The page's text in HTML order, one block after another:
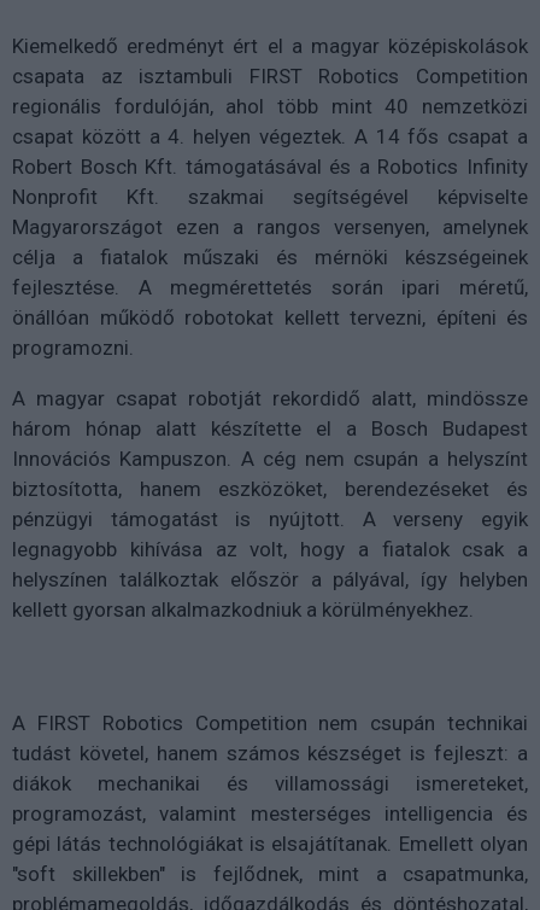
Kiemelkedő eredményt ért el a magyar középiskolások
csapata az isztambuli FIRST Robotics Competition
regionális fordulóján, ahol több mint 40 nemzetközi
csapat között a 4. helyen végeztek. A 14 fős csapat a
Robert Bosch Kft. támogatásával és a Robotics Infinity
Nonprofit Kft. szakmai segítségével képviselte
Magyarországot ezen a rangos versenyen, amelynek
célja a fiatalok műszaki és mérnöki készségeinek
fejlesztése. A megmérettetés során ipari méretű,
önállóan működő robotokat kellett tervezni, építeni és
programozni.
A magyar csapat robotját rekordidő alatt, mindössze
három hónap alatt készítette el a Bosch Budapest
Innovációs Kampuszon. A cég nem csupán a helyszínt
biztosította, hanem eszközöket, berendezéseket és
pénzügyi támogatást is nyújtott. A verseny egyik
legnagyobb kihívása az volt, hogy a fiatalok csak a
helyszínen találkoztak először a pályával, így helyben
kellett gyorsan alkalmazkodniuk a körülményekhez.
A FIRST Robotics Competition nem csupán technikai
tudást követel, hanem számos készséget is fejleszt: a
diákok mechanikai és villamossági ismereteket,
programozást, valamint mesterséges intelligencia és
gépi látás technológiákat is elsajátítanak. Emellett olyan
"soft skillekben" is fejlődnek, mint a csapatmunka,
problémamegoldás, időgazdálkodás és döntéshozatal,